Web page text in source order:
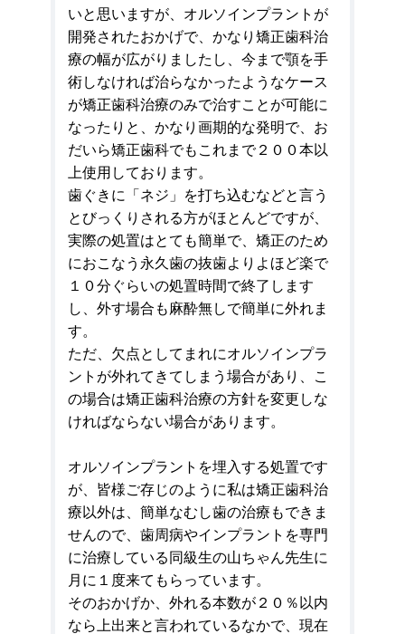
いと思いますが、オルソインプラントが
開発されたおかげで、かなり矯正歯科治
療の幅が広がりましたし、今まで顎を手
術しなければ治らなかったようなケース
が矯正歯科治療のみで治すことが可能に
なったりと、かなり画期的な発明で、お
だいら矯正歯科でもこれまで２００本以
上使用しております。
歯ぐきに「ネジ」を打ち込むなどと言う
とびっくりされる方がほとんどですが、
実際の処置はとても簡単で、矯正のため
におこなう永久歯の抜歯よりよほど楽で
１０分ぐらいの処置時間で終了します
し、外す場合も麻酔無しで簡単に外れま
す。
ただ、欠点としてまれにオルソインプラ
ントが外れてきてしまう場合があり、こ
の場合は矯正歯科治療の方針を変更しな
ければならない場合があります。
オルソインプラントを埋入する処置です
が、皆様ご存じのように私は矯正歯科治
療以外は、簡単なむし歯の治療もできま
せんので、歯周病やインプラントを専門
に治療している同級生の山ちゃん先生に
月に１度来てもらっています。
そのおかげか、外れる本数が２０％以内
なら上出来と言われているなかで、現在